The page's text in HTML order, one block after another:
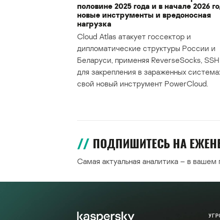
половине 2025 года и в начале 2026
новые инструменты и вредоносная
нагрузка
Cloud Atlas атакует госсектор и
дипломатические структуры России и
Беларуси, применяя ReverseSocks,
для закрепления в зараженных
свой новый инструмент PowerCloud.
ПОДПИШИТЕСЬ НА
Самая актуальная аналитика – в